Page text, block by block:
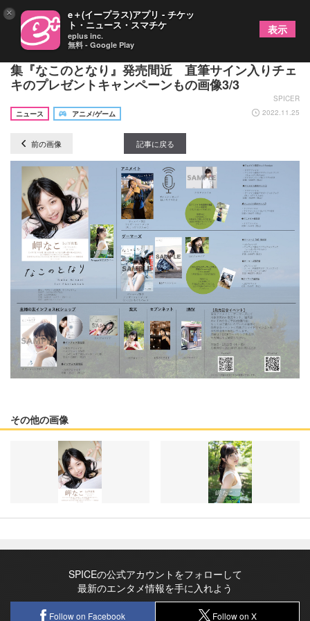
声優・岬なこが部屋着やドレス姿を披露 1st写真
集『なこのとなり』発売間近 直筆サイン入りチェ
キのプレゼントキャンペーンもの画像3/3
SPICER
ニュース
アニメ/ゲーム 2022.11.25
前の画像 記事に戻る
その他の画像
SPICEの公式アカウントをフォローして
最新のエンタメ情報を手に入れよう
Follow on Facebook Follow on X
× e＋(イープラス)アプリ - チケッ
ト・ニュース・スマチケ
eplus inc.
無料 - Google Play
表示